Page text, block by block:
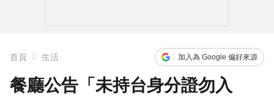
首頁 生活 加入為 Google 偏好來源
餐廳公告「未持台身分證勿入